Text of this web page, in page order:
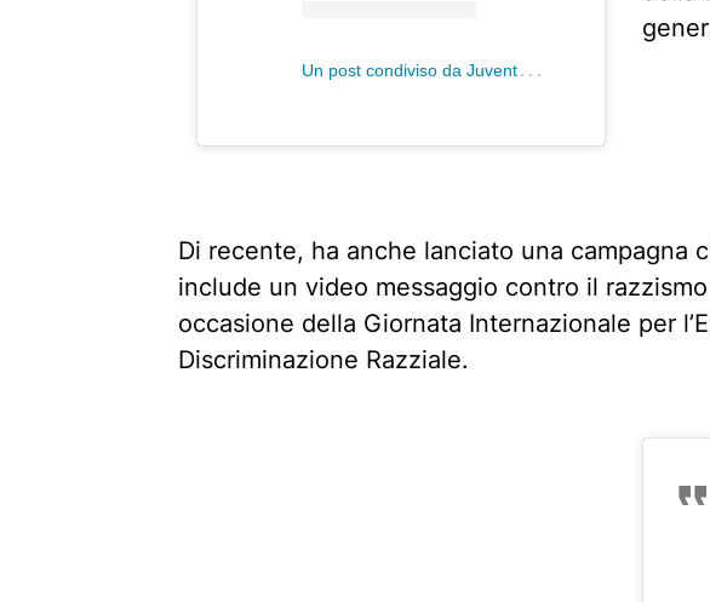
U
n post condiviso da Juventus (@juventus)
Di recente, ha anche lanciato una campagna
include un video messaggio contro il
occasione della Giornata Internazionale per
Discriminazione Razziale.